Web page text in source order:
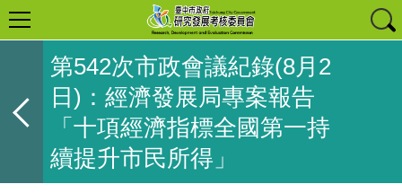
第542次市政會議紀錄(8月2
日)：經濟發展局專案報告
「十項經濟指標全國第一持
續提升市民所得」